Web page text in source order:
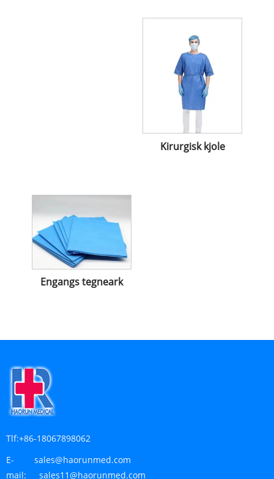
Kirurgisk kjole
Engangs tegneark
Tlf:+86-18067898062
E-
mail:
sales@haorunmed.com
sales11@haorunmed.com